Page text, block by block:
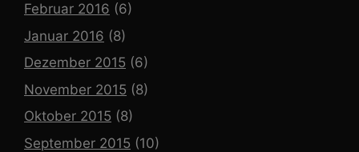
Februar 2016 (6)
Januar 2016 (8)
Dezember 2015 (6)
November 2015 (8)
Oktober 2015 (8)
September 2015 (10)